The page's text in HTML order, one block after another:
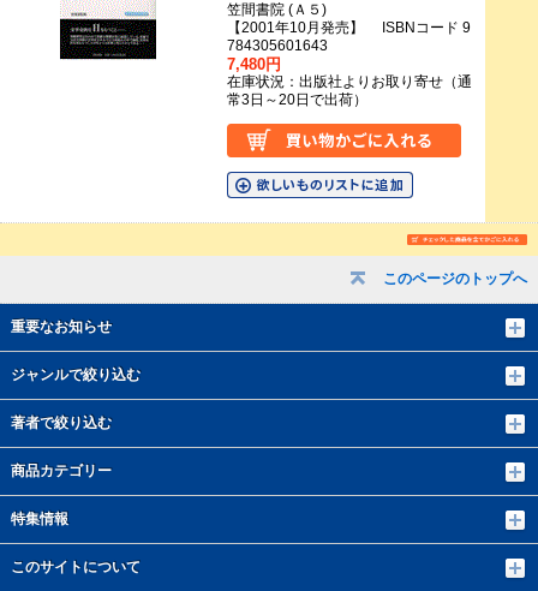
このページのトップへ
重要なお知らせ
ジャンルで絞り込む
著者で絞り込む
商品カテゴリー
特集情報
このサイトについて
笠間書院 (Ａ５)
【2001年10月発売】 ISBNコード 9
784305601643
7,480円
在庫状況：出版社よりお取り寄せ（通
常3日～20日で出荷）